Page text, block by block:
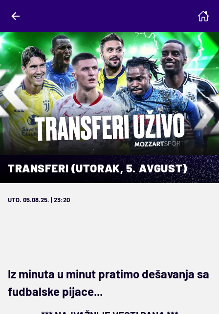
TRANSFERI (UTORAK, 5. AVGUST)
UTO. 05.08.25. | 23:20
Iz minuta u minut pratimo dešavanja sa
fudbalske pijace...